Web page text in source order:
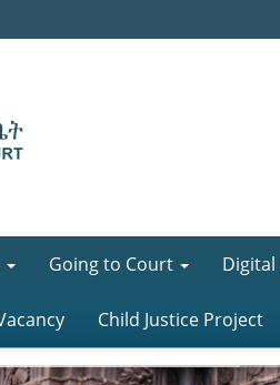
Going to Court Digital
Child Justice Project